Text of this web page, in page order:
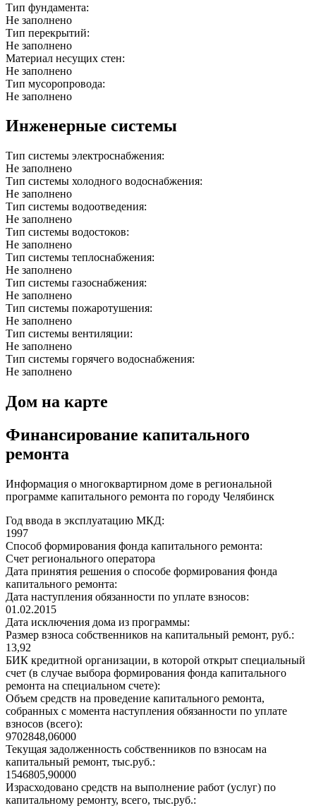
Тип фундамента:
Не заполнено
Тип перекрытий:
Не заполнено
Материал несущих стен:
Не заполнено
Тип мусоропровода:
Не заполнено
Инженерные системы
Тип системы электроснабжения:
Не заполнено
Тип системы холодного водоснабжения:
Не заполнено
Тип системы водоотведения:
Не заполнено
Тип системы водостоков:
Не заполнено
Тип системы теплоснабжения:
Не заполнено
Тип системы газоснабжения:
Не заполнено
Тип системы пожаротушения:
Не заполнено
Тип системы вентиляции:
Не заполнено
Тип системы горячего водоснабжения:
Не заполнено
Дом на карте
Финансирование капитального
ремонта
Информация о многоквартирном доме в региональной
программе капитального ремонта по городу Челябинск
Год ввода в эксплуатацию МКД:
1997
Способ формирования фонда капитального ремонта:
Счет регионального оператора
Дата принятия решения о способе формирования фонда
капитального ремонта:
Дата наступления обязанности по уплате взносов:
01.02.2015
Дата исключения дома из программы:
Размер взноса собственников на капитальный ремонт, руб.:
13,92
БИК кредитной организации, в которой открыт специальный
счет (в случае выбора формирования фонда капитального
ремонта на специальном счете):
Объем средств на проведение капитального ремонта,
собранных с момента наступления обязанности по уплате
взносов (всего):
9702848,06000
Текущая задолженность собственников по взносам на
капитальный ремонт, тыс.руб.:
1546805,90000
Израсходовано средств на выполнение работ (услуг) по
капитальному ремонту, всего, тыс.руб.: